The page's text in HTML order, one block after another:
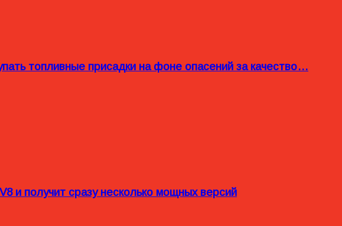
топливные присадки на фоне опасений за качество…
и получит сразу несколько мощных версий